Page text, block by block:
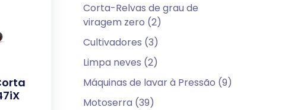
Corta-Relvas de grau de
viragem zero (2)
Cultivadores (3)
Limpa neves (2)
Máquinas de lavar à Pressão (9)
Motoserra (39)